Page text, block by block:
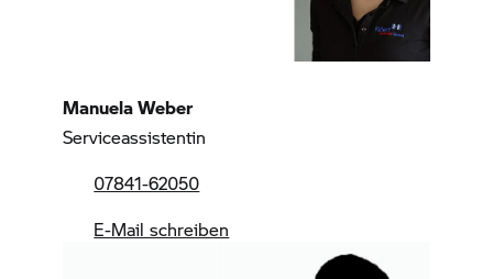
Manuela Weber
Serviceassistentin
07841-62050
E-Mail schreiben